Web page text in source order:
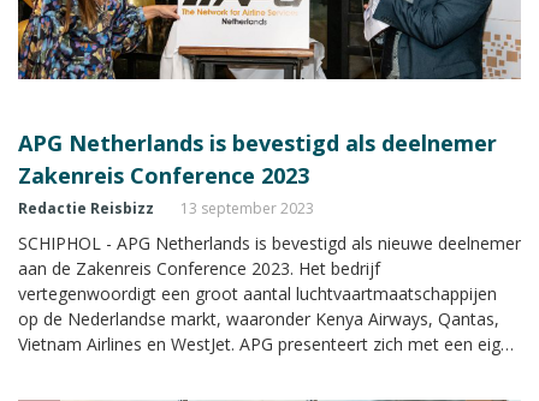
APG Netherlands is bevestigd als deelnemer
Zakenreis Conference 2023
Redactie Reisbizz 13 september 2023
SCHIPHOL - APG Netherlands is bevestigd als nieuwe deelnemer
aan de Zakenreis Conference 2023. Het bedrijf
vertegenwoordigt een groot aantal luchtvaartmaatschappijen
op de Nederlandse markt, waaronder Kenya Airways, Qantas,
Vietnam Airlines en WestJet. APG presenteert zich met een eigen
Conference.